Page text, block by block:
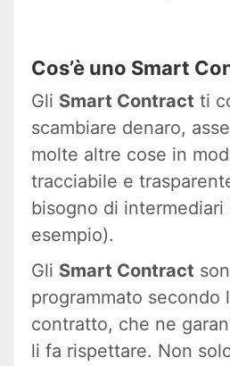
Cos’è uno Smart
Gli Smart Contract ti
scambiare denaro,
molte altre cose in
tracciabile e
bisogno di intermediari
esempio).
Gli Smart Contract
programmato secondo
contratto, che ne
li fa rispettare. Non